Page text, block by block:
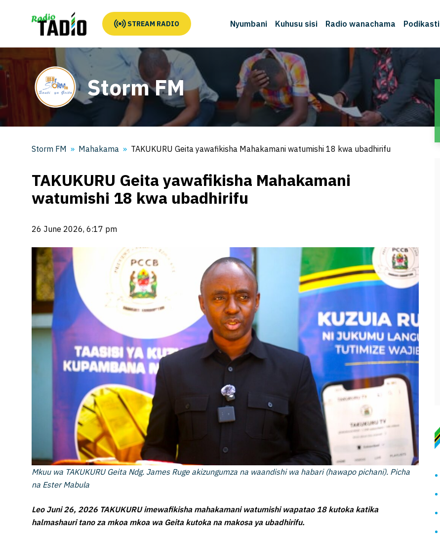
STREAM RADIO Nyumbani Kuhusu sisi Radio wanachama Podikasti
Storm FM
Storm FM Mahakama TAKUKURU Geita yawafikisha Mahakamani watumishi 18 kwa ubadhirifu
TAKUKURU Geita yawafikisha Mahakamani
watumishi 18 kwa ubadhirifu
26 June 2026, 6:17 pm
Mkuu wa TAKUKURU Geita Ndg. James Ruge akizungumza na waandishi wa habari (hawapo pichani). Picha
na Ester Mabula
Leo Juni 26, 2026 TAKUKURU imewafikisha mahakamani watumishi wapatao 18 kutoka katika
halmashauri tano za mkoa mkoa wa Geita kutoka na makosa ya ubadhirifu.